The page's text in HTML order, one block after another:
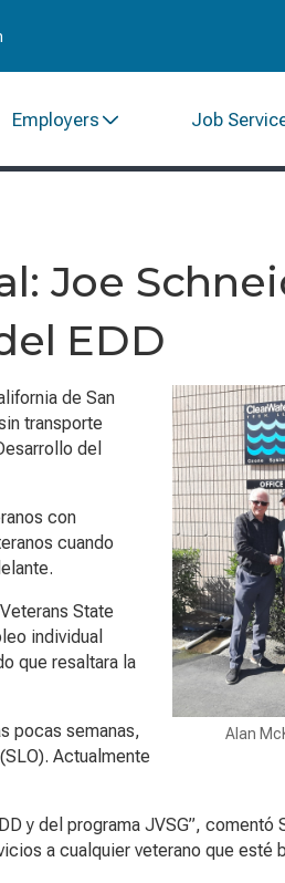
Employers Job
Joe
EDD
Alan
de San
transporte
del
con
cuando
State
individual
que resaltara la
pocas semanas,
Actualmente
y del programa JVSG”, comentó
a cualquier veterano que esté